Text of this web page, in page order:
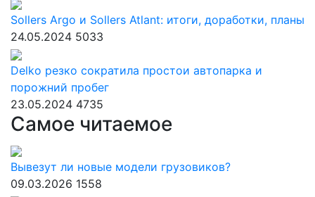
Sollers Argo и Sollers Atlant: итоги, доработки, планы
24.05.2024 5033
Delko резко сократила простои автопарка и
порожний пробег
23.05.2024 4735
Самое читаемое
Вывезут ли новые модели грузовиков?
09.03.2026 1558